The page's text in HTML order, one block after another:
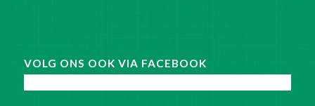
VOLG ONS OOK VIA FACEBOOK